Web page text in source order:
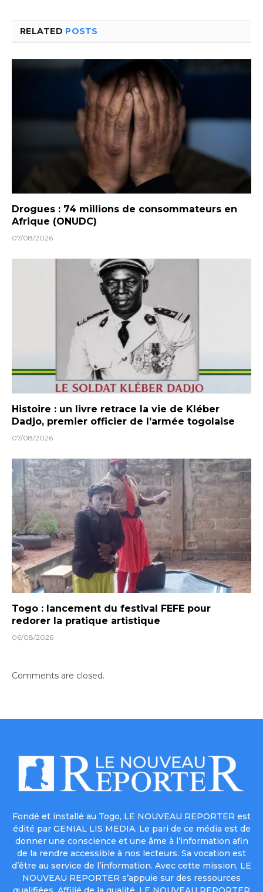
RELATED POSTS
Drogues : 74 millions de consommateurs en
Afrique (ONUDC)
07/08/2026
Histoire : un livre retrace la vie de Kléber
Dadjo, premier officier de l’armée togolaise
07/08/2026
Togo : lancement du festival FEFE pour
redorer la pratique artistique
06/08/2026
Comments are closed.
Fondé et installé au Togo, LE NOUVEAU REPORTER est
édité par GENIAL LIS MEDIA. Le pari de ce média est de
donner une conscience et une âme à l’information afin
de la rendre accessible à nos lecteurs. Sa vocation est
d’être au service de l’information. Avec cette mission, LE
NOUVEAU REPORTER s’appuie sur des ressources